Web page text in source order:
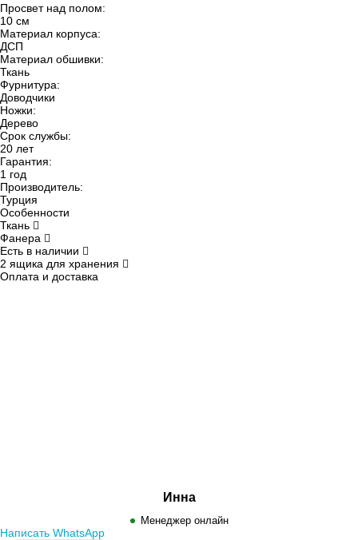
Просвет над полом:
10 см
Материал корпуса:
ДСП
Материал обшивки:
Ткань
Фурнитура:
Доводчики
Ножки:
Дерево
Срок службы:
20 лет
Гарантия:
1 год
Производитель:
Турция
Особенности
Ткань
Фанера
Есть в наличии
2 ящика для хранения
Оплата и доставка
Инна
Менеджер онлайн
Написать WhatsApp